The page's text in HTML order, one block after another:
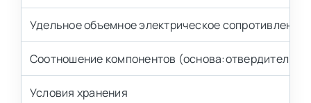
Удельное объемное электрическое
Соотношение компонентов (основа:отвердитель)
Условия хранения